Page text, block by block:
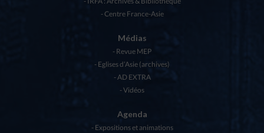
Centre France-Asie
Médias
Revue MEP
Eglises d’Asie (archives)
AD EXTRA
Vidéos
Agenda
Expositions et animations